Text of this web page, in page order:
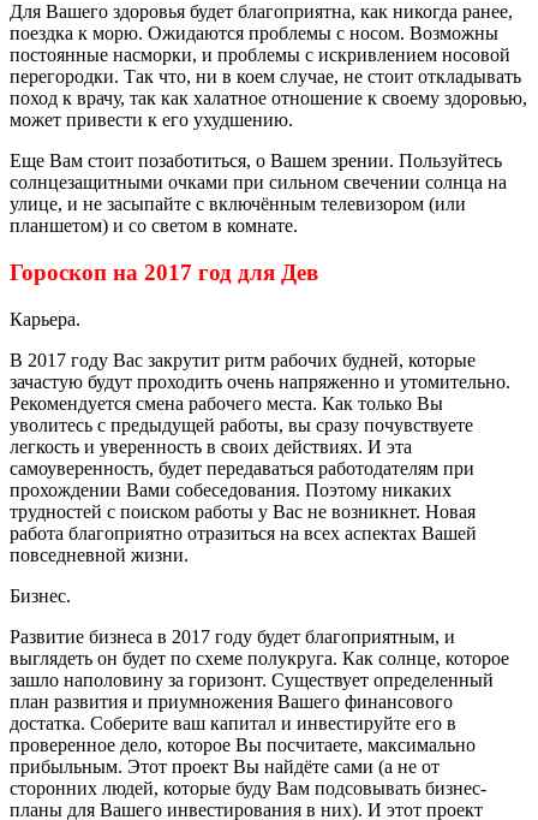
Для Вашего здоровья будет благоприятна, как никогда ранее,
поездка к морю. Ожидаются проблемы с носом. Возможны
постоянные насморки, и проблемы с искривлением носовой
перегородки. Так что, ни в коем случае, не стоит откладывать
поход к врачу, так как халатное отношение к своему здоровью,
может привести к его ухудшению.
Еще Вам стоит позаботиться, о Вашем зрении. Пользуйтесь
солнцезащитными очками при сильном свечении солнца на
улице, и не засыпайте с включённым телевизором (или
планшетом) и со светом в комнате.
Гороскоп на 2017 год для Дев
Карьера.
В 2017 году Вас закрутит ритм рабочих будней, которые
зачастую будут проходить очень напряженно и утомительно.
Рекомендуется смена рабочего места. Как только Вы
уволитесь с предыдущей работы, вы сразу почувствуете
легкость и уверенность в своих действиях. И эта
самоуверенность, будет передаваться работодателям при
прохождении Вами собеседования. Поэтому никаких
трудностей с поиском работы у Вас не возникнет. Новая
работа благоприятно отразиться на всех аспектах Вашей
повседневной жизни.
Бизнес.
Развитие бизнеса в 2017 году будет благоприятным, и
выглядеть он будет по схеме полукруга. Как солнце, которое
зашло наполовину за горизонт. Существует определенный
план развития и приумножения Вашего финансового
достатка. Соберите ваш капитал и инвестируйте его в
проверенное дело, которое Вы посчитаете, максимально
прибыльным. Этот проект Вы найдёте сами (а не от
сторонних людей, которые буду Вам подсовывать бизнес-
планы для Вашего инвестирования в них). И этот проект